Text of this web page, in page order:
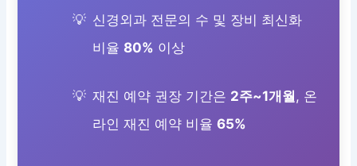
신경외과 전문의 수 및 장비 최신화
비율 80% 이상
재진 예약 권장 기간은 2주~1개월 , 온
라인 재진 예약 비율65%